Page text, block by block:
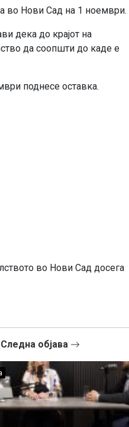
во Нови Сад на 1 ноември.
дека до крајот на
да соопшти до каде е
поднесе оставка.
во Нови Сад досега
Следна објава